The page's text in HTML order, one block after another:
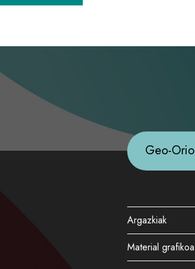
Geo-Orio
Argazkiak
Material grafikoa